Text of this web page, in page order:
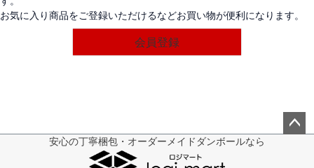
お気に入り商品をご登録いただけるなどお買い物が便利になります。
会員登録
安心の丁寧梱包・オーダーメイドダンボールなら